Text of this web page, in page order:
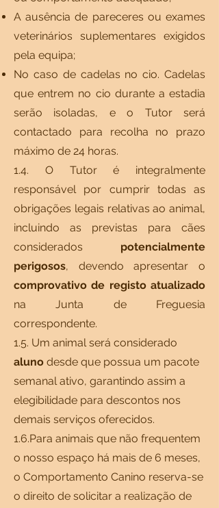
A ausência de pareceres ou exames
veterinários suplementares exigidos
pela equipa;
No caso de cadelas no cio. Cadelas
que entrem no cio durante a estadia
serão isoladas, e o Tutor será
contactado para recolha no prazo
máximo de 24 horas.
1.4. O Tutor é integralmente
responsável por cumprir todas as
obrigações legais relativas ao animal,
incluindo as previstas para cães
considerados potencialmente
perigosos, devendo apresentar o
comprovativo de registo atualizado
na Junta de Freguesia
correspondente.
1.5. Um animal será considerado
aluno desde que possua um pacote
semanal ativo, garantindo assim a
elegibilidade para descontos nos
demais serviços oferecidos.
1.6.Para animais que não frequentem
o nosso espaço há mais de 6 meses,
o Comportamento Canino reserva-se
o direito de solicitar a realização de